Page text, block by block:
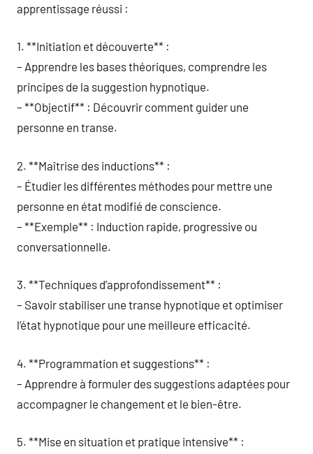
apprentissage réussi :
1. **Initiation et découverte** :
– Apprendre les bases théoriques, comprendre les
principes de la suggestion hypnotique.
– **Objectif** : Découvrir comment guider une
personne en transe.
2. **Maîtrise des inductions** :
– Étudier les différentes méthodes pour mettre une
personne en état modifié de conscience.
– **Exemple** : Induction rapide, progressive ou
conversationnelle.
3. **Techniques d’approfondissement** :
– Savoir stabiliser une transe hypnotique et optimiser
l’état hypnotique pour une meilleure efficacité.
4. **Programmation et suggestions** :
– Apprendre à formuler des suggestions adaptées pour
accompagner le changement et le bien-être.
5. **Mise en situation et pratique intensive** :